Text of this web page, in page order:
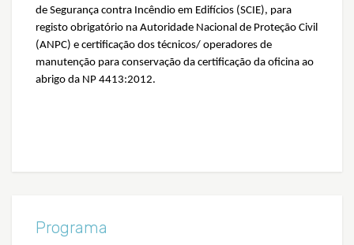
de Segurança contra Incêndio em Edifícios (SCIE), para
registo obrigatório na Autoridade Nacional de Proteção Civil
(ANPC) e certificação dos técnicos/ operadores de
manutenção para conservação da certificação da oficina ao
abrigo da NP 4413:2012.
Programa